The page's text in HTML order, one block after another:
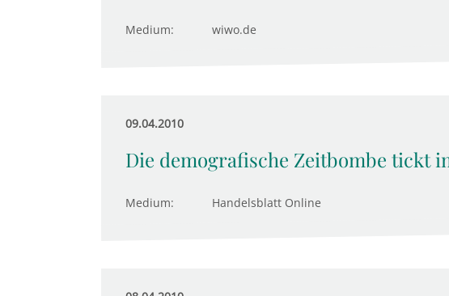
Medium: wiwo.de
09.04.2010
Die demografische Zeitbombe tickt
Medium: Handelsblatt Online